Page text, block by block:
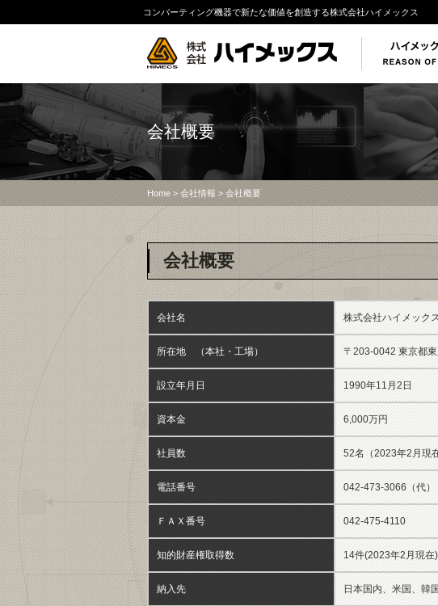
コンバーティング機器で新たな価値を創造する株式会社ハイメックス
会社概要
Home>会社情報> 会社概要
会社概要
会社名 株式会社ハイメック
所在地 （本社・工場） 〒203-0042 東京都
設立年月日 1990年11月2日
資本金 6,000万円
社員数 52名（2023年2 月現
電話番号 042-473-3066（代）
ＦＡＸ番号 042-475-4110
知的財産権取得数 14件(2023年2月現在)
納入先 日本国内、米国、韓